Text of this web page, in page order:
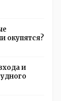
окупятся?
и